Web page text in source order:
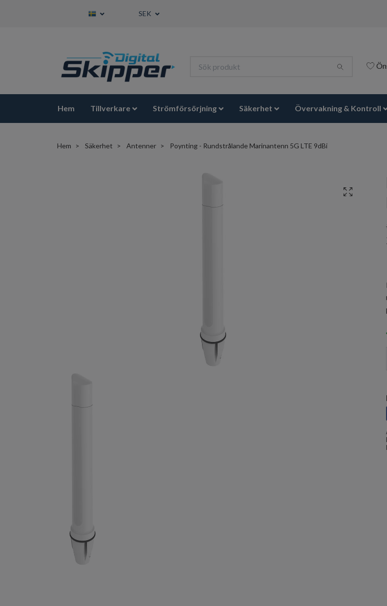
SEK
Hem Tillverkare Strömförsörjning Säkerhet Övervakning & Kontroll
Hem Säkerhet Antenner Poynting - Rundstrålande Marinantenn 5G LTE 9dBi